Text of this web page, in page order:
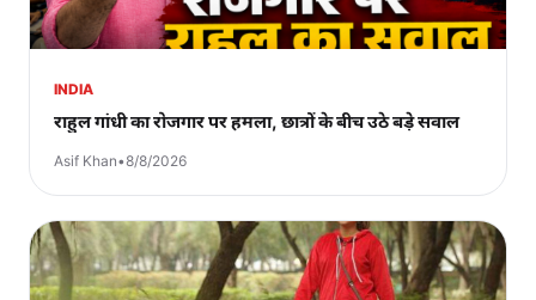
INDIA
राहुल गांधी का रोजगार पर हमला, छात्रों के बीच उठे बड़े सवाल
Asif Khan•8/8/2026